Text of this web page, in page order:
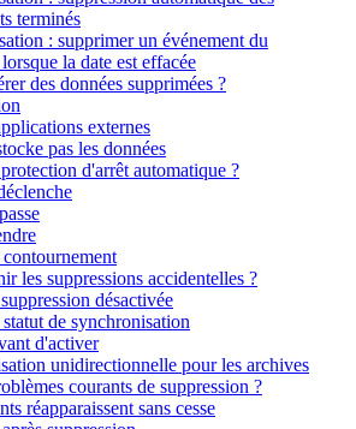
terminés
: supprimer un événement du
la date est effacée
des données supprimées ?
externes
pas les données
d'arrêt automatique ?
les suppressions accidentelles ?
désactivée
de synchronisation
d'activer
unidirectionnelle pour les archives
courants de suppression ?
réapparaissent sans cesse